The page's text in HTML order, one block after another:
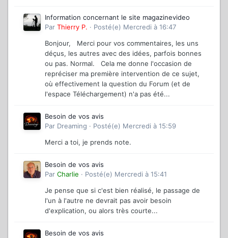
Information concernant le site magazinevideo
Par Thierry P. · Posté(e) Mercredi à 16:47
Bonjour, Merci pour vos commentaires, les uns
déçus, les autres avec des idées, parfois bonnes
ou pas. Normal. Cela me donne l'occasion de
repréciser ma première intervention de ce sujet,
où effectivement la question du Forum (et de
l'espace Téléchargement) n'a pas été...
Besoin de vos avis
Par Dreaming · Posté(e) Mercredi à 15:59
Merci a toi, je prends note.
Besoin de vos avis
Par Charlie · Posté(e) Mercredi à 15:41
Je pense que si c'est bien réalisé, le passage de
l'un à l'autre ne devrait pas avoir besoin
d'explication, ou alors très courte...
Besoin de vos avis